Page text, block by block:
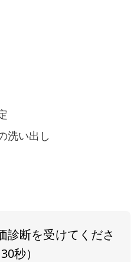
洗い出し
診断を受けてくださ
秒）